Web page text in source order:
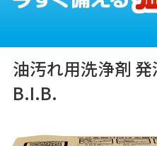
油汚れ用洗浄剤
B.I.B.